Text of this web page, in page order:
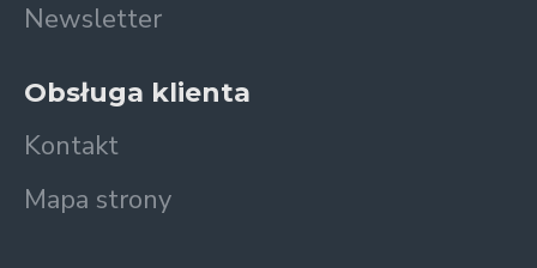
Newsletter
Obsługa klienta
Kontakt
Mapa strony